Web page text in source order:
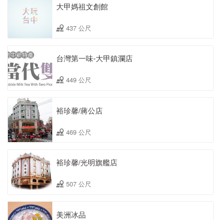
大甲媽祖文創館
437 公尺
台灣第一味-大甲鎮瀾店
449 公尺
裕珍馨/蔣公店
469 公尺
裕珍馨/光明旗艦店
507 公尺
美洲冰品